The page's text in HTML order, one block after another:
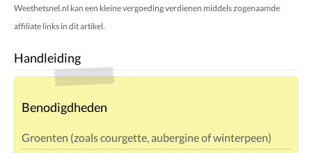
Weethetsnel.nl kan een kleine vergoeding verdienen middels zogenaamde
affiliate links in dit artikel.
Handleiding
Benodigdheden
Groenten (zoals courgette, aubergine of winterpeen)